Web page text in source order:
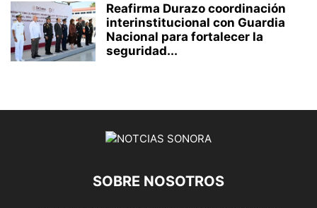
Reafirma Durazo coordinación
interinstitucional con Guardia
Nacional para fortalecer la
seguridad...
SOBRE NOSOTROS